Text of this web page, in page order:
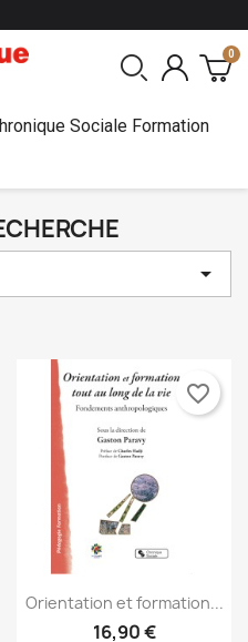
Sociale Formation

Aperçu rapide
Orientation et formation...
16,90 €
favorite_border